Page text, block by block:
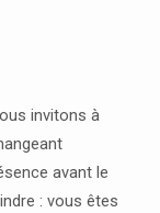
invitons à
avant le
: vous êtes